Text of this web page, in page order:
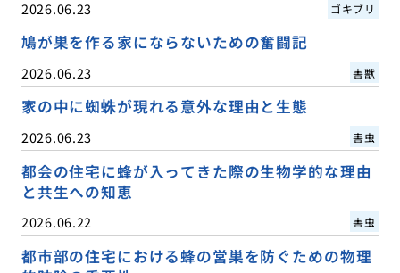
2026.06.23 ゴキブリ
鳩が巣を作る家にならないための奮闘記
2026.06.23 害獣
家の中に蜘蛛が現れる意外な理由と生態
2026.06.23 害虫
都会の住宅に蜂が入ってきた際の生物学的な理由
と共生への知恵
2026.06.22 害虫
都市部の住宅における蜂の営巣を防ぐための物理